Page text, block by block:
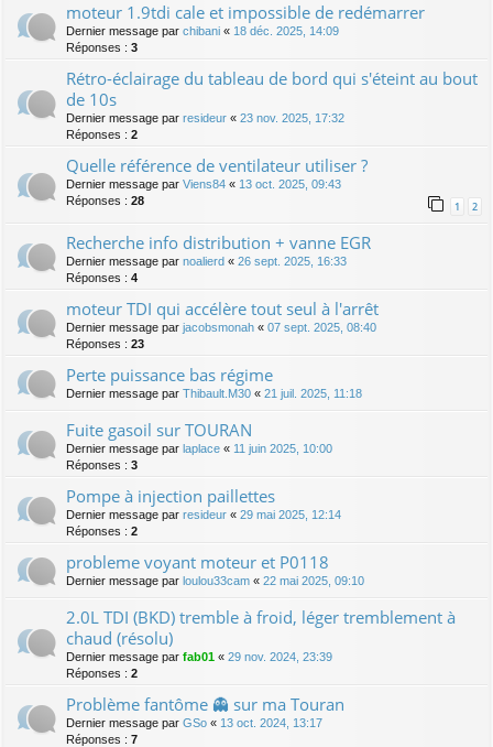
moteur 1.9tdi cale et impossible de redémarrer
Dernier message par chibani « 18 déc. 2025, 14:09
Réponses : 3
Rétro-éclairage du tableau de bord qui s'éteint au bout
de 10s
Dernier message par resideur « 23 nov. 2025, 17:32
Réponses : 2
Quelle référence de ventilateur utiliser ?
Dernier message par Viens84 « 13 oct. 2025, 09:43
Réponses : 28 1 2
Recherche info distribution + vanne EGR
Dernier message par noalierd « 26 sept. 2025, 16:33
Réponses : 4
moteur TDI qui accélère tout seul à l'arrêt
Dernier message par jacobsmonah « 07 sept. 2025, 08:40
Réponses : 23
Perte puissance bas régime
Dernier message par Thibault.M30 « 21 juil. 2025, 11:18
Fuite gasoil sur TOURAN
Dernier message par laplace « 11 juin 2025, 10:00
Réponses : 3
Pompe à injection paillettes
Dernier message par resideur « 29 mai 2025, 12:14
Réponses : 2
probleme voyant moteur et P0118
Dernier message par loulou33cam « 22 mai 2025, 09:10
2.0L TDI (BKD) tremble à froid, léger tremblement à
chaud (résolu)
Dernier message par fab01 « 29 nov. 2024, 23:39
Réponses : 2
Problème fantôme 👻 sur ma Touran
Dernier message par GSo « 13 oct. 2024, 13:17
Réponses : 7